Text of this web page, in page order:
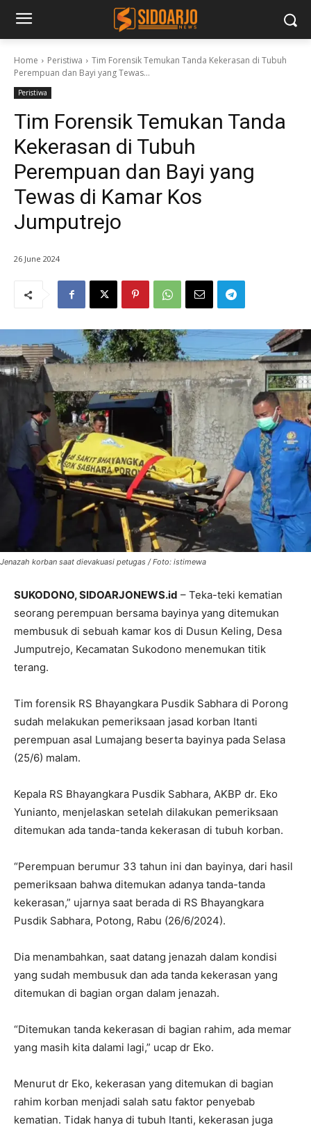
Home Peristiwa
Tim Forensik Temukan Tanda Kekerasan di Tubuh
Perempuan dan Bayi yang Tewas...
Peristiwa
Tim Forensik Temukan Tanda
Kekerasan di Tubuh
Perempuan dan Bayi yang
Tewas di Kamar Kos
Jumputrejo
26 June 2024
Jenazah korban saat dievakuasi petugas / Foto: istimewa
SUKODONO, SIDOARJONEWS.id – Teka-teki kematian
seorang perempuan bersama bayinya yang ditemukan
membusuk di sebuah kamar kos di Dusun Keling, Desa
Jumputrejo, Kecamatan Sukodono menemukan titik
terang.
Tim forensik RS Bhayangkara Pusdik Sabhara di Porong
sudah melakukan pemeriksaan jasad korban Itanti
perempuan asal Lumajang beserta bayinya pada Selasa
(25/6) malam.
Kepala RS Bhayangkara Pusdik Sabhara, AKBP dr. Eko
Yunianto, menjelaskan setelah dilakukan pemeriksaan
ditemukan ada tanda-tanda kekerasan di tubuh korban.
“Perempuan berumur 33 tahun ini dan bayinya, dari hasil
pemeriksaan bahwa ditemukan adanya tanda-tanda
kekerasan,” ujarnya saat berada di RS Bhayangkara
Pusdik Sabhara, Potong, Rabu (26/6/2024).
Dia menambahkan, saat datang jenazah dalam kondisi
yang sudah membusuk dan ada tanda kekerasan yang
ditemukan di bagian organ dalam jenazah.
“Ditemukan tanda kekerasan di bagian rahim, ada memar
yang masih kita dalami lagi,” ucap dr Eko.
Menurut dr Eko, kekerasan yang ditemukan di bagian
rahim korban menjadi salah satu faktor penyebab
kematian. Tidak hanya di tubuh Itanti, kekerasan juga